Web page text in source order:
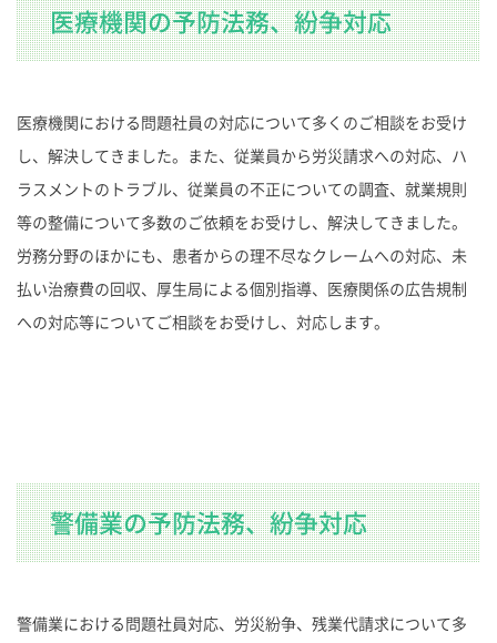
医療機関の予防法務、紛争対応
医療機関における問題社員の対応について多くのご相談をお受け
し、解決してきました。また、従業員から労災請求への対応、ハ
ラスメントのトラブル、従業員の不正についての調査、就業規則
等の整備について多数のご依頼をお受けし、解決してきました。
労務分野のほかにも、患者からの理不尽なクレームへの対応、未
払い治療費の回収、厚生局による個別指導、医療関係の広告規制
への対応等についてご相談をお受けし、対応します。
警備業の予防法務、紛争対応
警備業における問題社員対応、労災紛争、残業代請求について多